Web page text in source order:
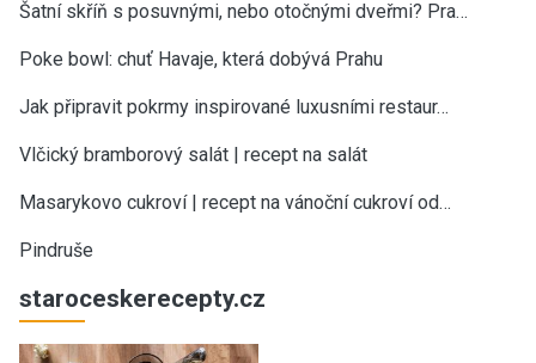
Šatní skříň s posuvnými, nebo otočnými dveřmi? Pra…
Poke bowl: chuť Havaje, která dobývá Prahu
Jak připravit pokrmy inspirované luxusními restaur…
Vlčický bramborový salát | recept na salát
Masarykovo cukroví | recept na vánoční cukroví od…
Pindruše
staroceskerecepty.cz